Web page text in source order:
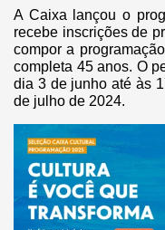
A Caixa lançou o
recebe inscrições de
compor a
completa 45 anos. O
dia 3 de junho até às
de julho de 2024.